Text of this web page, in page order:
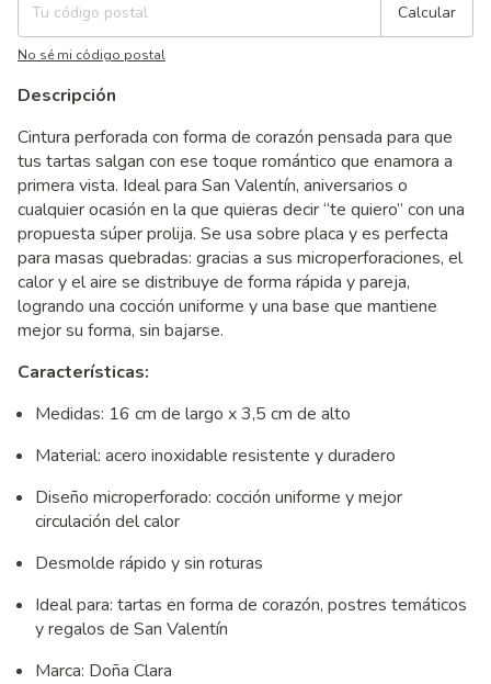
Calcular
No sé mi código postal
Descripción
Cintura perforada con forma de corazón pensada para que
tus tartas salgan con ese toque romántico que enamora a
primera vista. Ideal para San Valentín, aniversarios o
cualquier ocasión en la que quieras decir “te quiero” con una
propuesta súper prolija. Se usa sobre placa y es perfecta
para masas quebradas: gracias a sus microperforaciones, el
calor y el aire se distribuye de forma rápida y pareja,
logrando una cocción uniforme y una base que mantiene
mejor su forma, sin bajarse.
Características:
Medidas: 16 cm de largo x 3,5 cm de alto
Material: acero inoxidable resistente y duradero
Diseño microperforado: cocción uniforme y mejor
circulación del calor
Desmolde rápido y sin roturas
Ideal para: tartas en forma de corazón, postres temáticos
y regalos de San Valentín
Marca: Doña Clara